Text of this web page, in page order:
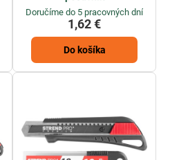
Doručíme do 5 pracovných dní
1,62 €
Do košíka